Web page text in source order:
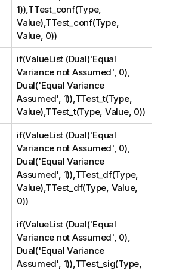
1)),TTest_conf(Type,
Value),TTest_conf(Type,
Value, 0))
if(ValueList (Dual('Equal
Variance not Assumed', 0),
Dual('Equal Variance
Assumed', 1)),TTest_t(Type,
Value),TTest_t(Type, Value, 0))
if(ValueList (Dual('Equal
Variance not Assumed', 0),
Dual('Equal Variance
Assumed', 1)),TTest_df(Type,
Value),TTest_df(Type, Value,
0))
if(ValueList (Dual('Equal
Variance not Assumed', 0),
Dual('Equal Variance
Assumed', 1)),TTest_sig(Type,